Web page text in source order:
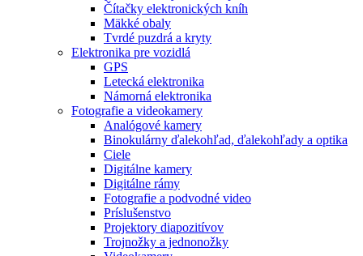
Čítačky elektronických kníh
Mäkké obaly
Tvrdé puzdrá a kryty
Elektronika pre vozidlá
GPS
Letecká elektronika
Námorná elektronika
Fotografie a videokamery
Analógové kamery
Binokulárny ďalekohľad, ďalekohľady a optika
Ciele
Digitálne kamery
Digitálne rámy
Fotografie a podvodné video
Príslušenstvo
Projektory diapozitívov
Trojnožky a jednonožky